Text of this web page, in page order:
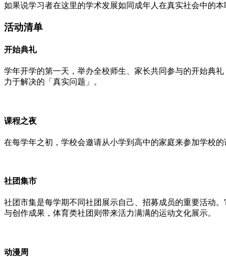
如果说学习者在这里的学术发展如同成年人在真实社会中的
活动清单
开始典礼
学年开学的第一天，举办全校师生、家长共同参与的开始典
力于解决的「真实问题」。
课程之夜
在每学年之初，学校会邀请从小学到高中的家庭来参加学校
社团集市
社团市集是每学期不同社团展示自己、招募成员的重要活动
与创作成果，体育类社团则带来活力满满的运动文化展示。
动漫周